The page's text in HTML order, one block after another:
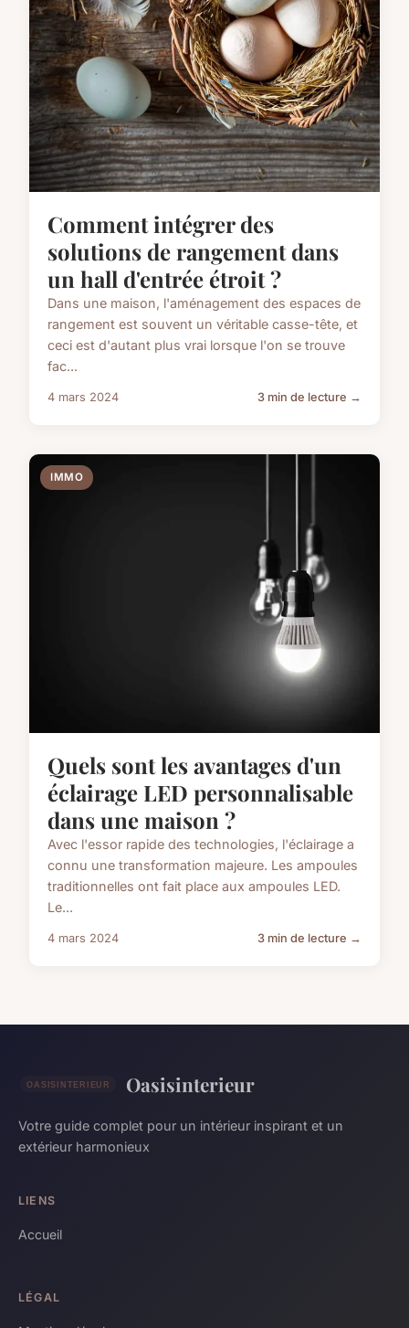
Comment intégrer des
solutions de rangement dans
un hall d'entrée étroit ?
Dans une maison, l'aménagement des espaces de
rangement est souvent un véritable casse-tête, et
ceci est d'autant plus vrai lorsque l'on se trouve
fac...
4 mars 2024 3 min de lecture →
IMMO
Quels sont les avantages d'un
éclairage LED personnalisable
dans une maison ?
Avec l'essor rapide des technologies, l'éclairage a
connu une transformation majeure. Les ampoules
traditionnelles ont fait place aux ampoules LED.
Le...
4 mars 2024 3 min de lecture →
Oasisinterieur
Votre guide complet pour un intérieur inspirant et un
extérieur harmonieux
LIENS
Accueil
LÉGAL